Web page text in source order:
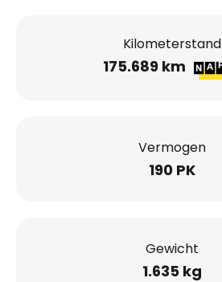
Kilometerstand
175.689 km
Vermogen
190 PK
Gewicht
1.635 kg